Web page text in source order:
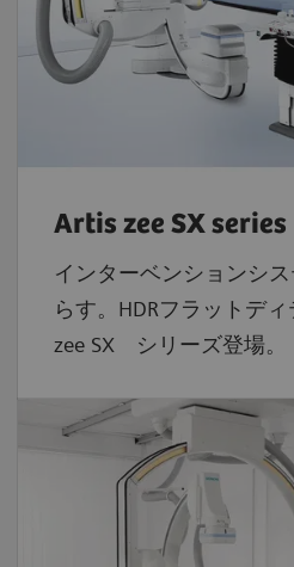
Artis zee SX series
インターベンションシ
らす。HDRフラットデ
zee SX シリーズ登場。